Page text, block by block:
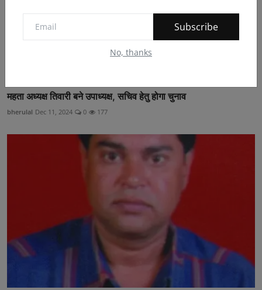
Subscribe
No, thanks
महता अध्यक्ष तिवारी बने उपाध्यक्ष, सचिव हेतु होगा चुनाव
bherulal Dec 11, 2024 0 177